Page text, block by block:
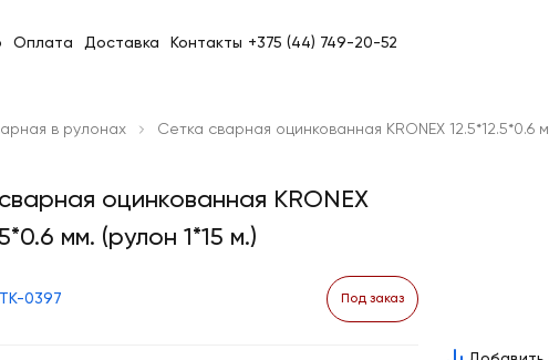
Оплата Доставка Контакты +375 (44) 749-20-52
в рулонах Сетка сварная оцинкованная KRONEX 12.5*12.5*0.6
оцинкованная KRONEX
мм. (рулон 1*15 м.)
0397 Под заказ